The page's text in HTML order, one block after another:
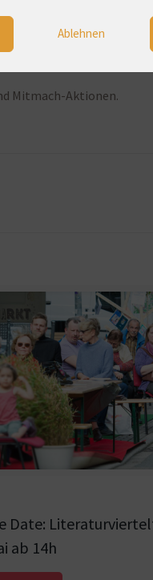
Ablehnen
gehen der
Tipps, wie wir es
auf
Mitmach-Aktionen.
Date:
ab 14h